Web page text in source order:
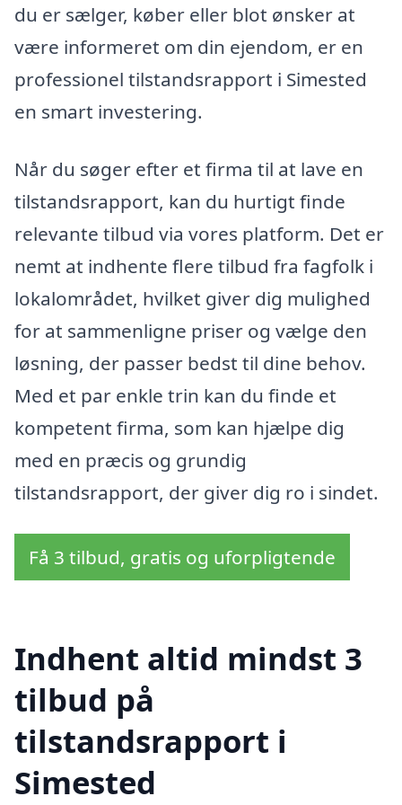
du er sælger, køber eller blot ønsker at
være informeret om din ejendom, er en
professionel tilstandsrapport i Simested
en smart investering.
Når du søger efter et firma til at lave en
tilstandsrapport, kan du hurtigt finde
relevante tilbud via vores platform. Det er
nemt at indhente flere tilbud fra fagfolk i
lokalområdet, hvilket giver dig mulighed
for at sammenligne priser og vælge den
løsning, der passer bedst til dine behov.
Med et par enkle trin kan du finde et
kompetent firma, som kan hjælpe dig
med en præcis og grundig
tilstandsrapport, der giver dig ro i sindet.
Få 3 tilbud, gratis og uforpligtende
Indhent altid mindst 3
tilbud på
tilstandsrapport i
Simested